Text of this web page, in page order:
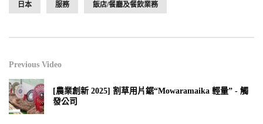
日本 服務 飯店/餐廳及餐飲業務
Previous Video
[農業創新 2025] 割草用片鋸“Mowaramaika 輕量” - 觸
發公司